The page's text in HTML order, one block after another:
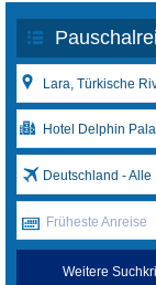
Deutschland - Alle
Früheste Anreise
Weitere